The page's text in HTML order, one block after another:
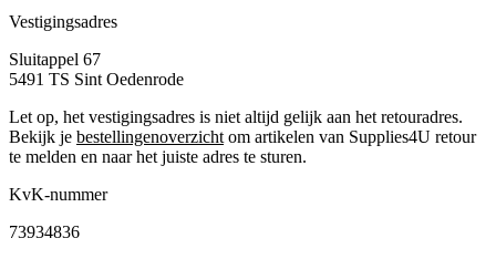
Vestigingsadres
Sluitappel 67
5491 TS Sint Oedenrode
Let op, het vestigingsadres is niet altijd gelijk aan het retouradres.
Bekijk je bestellingenoverzicht om artikelen van Supplies4U retour
te melden en naar het juiste adres te sturen.
KvK-nummer
73934836